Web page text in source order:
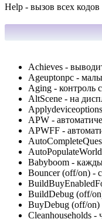
Нelp - вызов всех кодов
Achieves -
Ageuptonpc -
Aging - контроль
AltScene - на
APW -
APWFF -
AutoPopulateWorld
Babyboom -
Bouncer (off/on) -
BuildDebug (off/
BuyDebug (off/
Cleanhouseholds -